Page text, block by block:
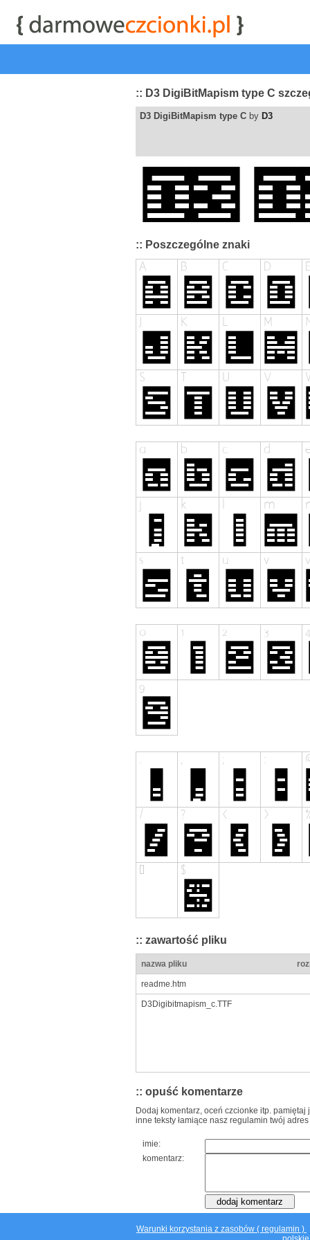
|przeglądaj | najwyżej
:: D3 DigiBitMapism type C
D3 DigiBitMapism type C by D3
:: Poszczególne znaki
:: zawartość pliku
nazwa pliku
readme.htm
D3Digibitmapism_c.TTF
:: opuść komentarze
Dodaj komentarz, oceń czcionke itp.
inne teksty łamiące nasz regulamin twój
imie:
komentarz:
Warunki korzystania z zasobów ( regulamin )